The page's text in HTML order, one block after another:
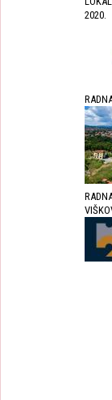
2020.